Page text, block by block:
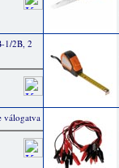
1/2B, 2
válogatva